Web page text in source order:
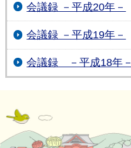
会議録 －平成20年－
会議録 －平成19年－
会議録 －平成18年－